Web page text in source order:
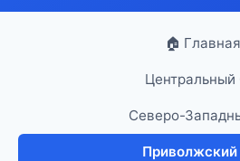
🏠 Главная
Северо-